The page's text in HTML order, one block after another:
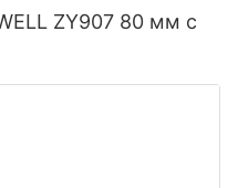
ZY907 80 мм с